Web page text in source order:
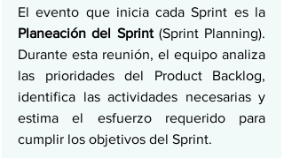
Planeación del Sprint (Sprint Planning).
Durante esta reunión, el equipo analiza
las prioridades del Product Backlog,
identifica las actividades necesarias y
estima el esfuerzo requerido para
cumplir los objetivos del Sprint.